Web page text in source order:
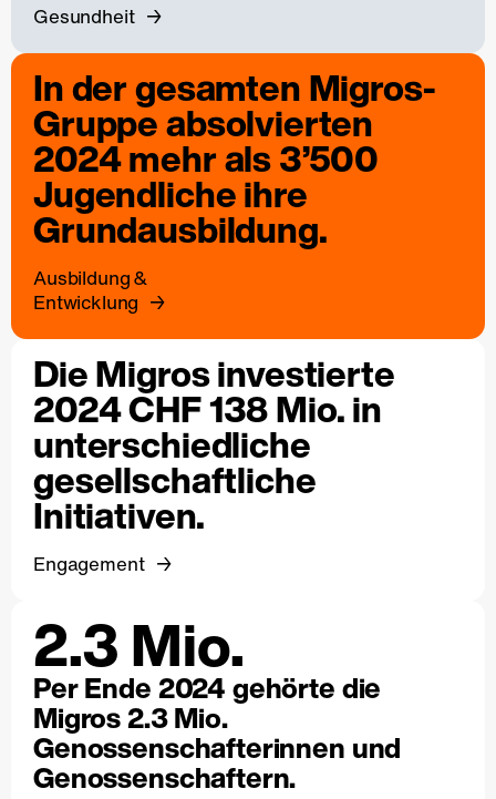
Gesundheit
In der gesamten Migros-
Gruppe absolvierten
2024 mehr als 3’500
Jugendliche ihre
Grundausbildung.
Ausbildung &
Entwicklung
Die Migros investierte
2024 CHF 138 Mio. in
unterschiedliche
gesellschaftliche
Initiativen.
Engagement
2.3 Mio.
Per Ende 2024 gehörte die
Migros 2.3 Mio.
Genossenschafterinnen und
Genossenschaftern.